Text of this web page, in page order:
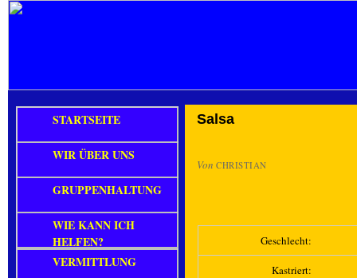
Salsa
Von CHRISTIAN
Geschlecht:
Kastriert:
STARTSEITE
WIR ÜBER UNS
GRUPPENHALTUNG
WIE KANN ICH
HELFEN?
VERMITTLUNG